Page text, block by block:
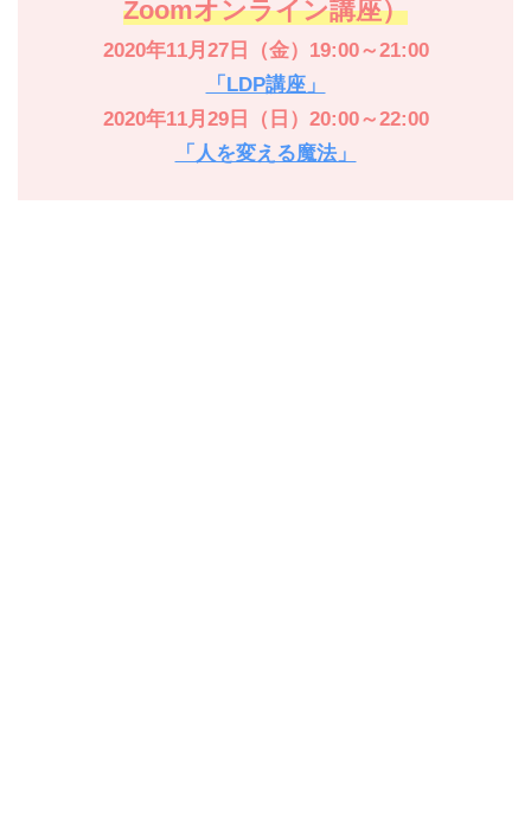
Zoomオンライン講座）
2020年11月27日（金）19:00～21:00
「LDP講座」
2020年11月29日（日）20:00～22:00
「人を変える魔法」